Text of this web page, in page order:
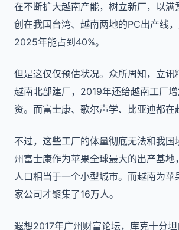
在不断扩大越南产能，树立新厂，以满
创在我国台湾、越南两地的PC出产线
2025年能占到40%。
但是这仅仅预估状况。众所周知，立讯
越南北部建厂，2019年还给越南工厂
资。而富士康、歌尔声学、比亚迪都在
不过，这些工厂的体量彻底无法和我国
州富士康作为苹果全球最大的出产基地
人口相当于一个小型城市。而越南为苹
家公司才聚集了16万人。
遐想2017年广州财富论坛，库克十分